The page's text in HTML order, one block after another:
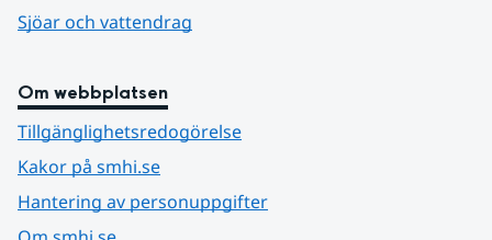
Sjöar och vattendrag
Om webbplatsen
Tillgänglighetsredogörelse
Kakor på smhi.se
Hantering av personuppgifter